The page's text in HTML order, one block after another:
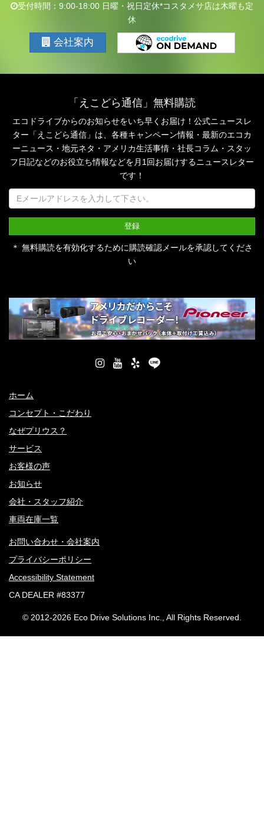
受付時間：9:00-18:00 日曜・祝日定休*コスタメサ店は木曜も定
休
会社案内
「えこどら通信」無料購読
エコドライブからのお知らせをいち早くお届け！公式ニュースレ
ター「えこどら通信」は、 各種キャンペーン情報・最新のエコカ
ーニュース・地元ネタ・アメリカ生活事情・社長コラム・ スタッ
フ日記などのお役立ち情報などを月1回お届けするニュースレター
です！
＊ 無料購読を有効化するために購読確認メールを承認してくださ
い
ホーム
コンセプト・こだわり
なぜプリウス？
サービス
お客様の声
お知らせ
会社・スタッフ紹介
車両在庫一覧
お問い合わせ・会社案内
プライバシーポリシー
Accessibility Statement
CA DEALER #83377
© 2012-2026 Eco Drive Solutions Inc., All Rights Reserved.